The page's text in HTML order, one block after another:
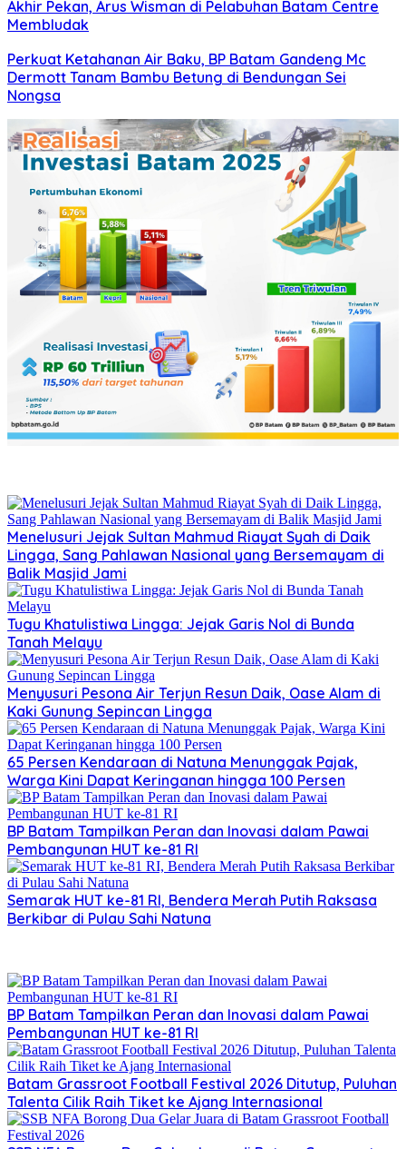
Akhir Pekan, Arus Wisman di Pelabuhan Batam Centre
Membludak
Perkuat Ketahanan Air Baku, BP Batam Gandeng Mc
Dermott Tanam Bambu Betung di Bendungan Sei
Nongsa
Menelusuri Jejak Sultan Mahmud Riayat Syah di Daik
Lingga, Sang Pahlawan Nasional yang Bersemayam di
Balik Masjid Jami
Tugu Khatulistiwa Lingga: Jejak Garis Nol di Bunda
Tanah Melayu
Menyusuri Pesona Air Terjun Resun Daik, Oase Alam di
Kaki Gunung Sepincan Lingga
65 Persen Kendaraan di Natuna Menunggak Pajak,
Warga Kini Dapat Keringanan hingga 100 Persen
BP Batam Tampilkan Peran dan Inovasi dalam Pawai
Pembangunan HUT ke-81 RI
Semarak HUT ke-81 RI, Bendera Merah Putih Raksasa
Berkibar di Pulau Sahi Natuna
BP Batam Tampilkan Peran dan Inovasi dalam Pawai
Pembangunan HUT ke-81 RI
Batam Grassroot Football Festival 2026 Ditutup, Puluhan
Talenta Cilik Raih Tiket ke Ajang Internasional